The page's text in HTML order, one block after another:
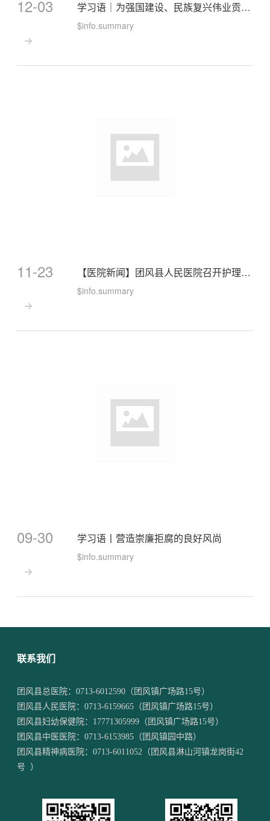
12-03

学习语｜为强国建设、民族复兴伟业贡献志愿服务力量
$info.summary
11-23

【医院新闻】团风县人民医院召开护理类及临床量表评估类医疗服务项目政策解读会议
$info.summary
09-30

学习语丨营造崇廉拒腐的良好风尚
$info.summary
联系我们
团风县总医院：0713-6012590 （团风镇广场路15号）
团风县人民医院：0713-6159665 （团风镇广场路15号）
团风县妇幼保健院： 17771305999 （团风镇广场路15号）
团风县中医医院：0713-6153985 （团风镇园中路）
团风县精神病医院：0713-6011052 （团风县淋山河镇龙岗街42
号 ）